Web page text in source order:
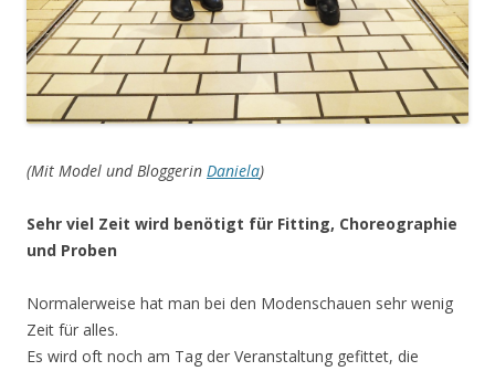
(Mit Model und Bloggerin Daniela)
Sehr viel Zeit wird benötigt für Fitting, Choreographie
und Proben
Normalerweise hat man bei den Modenschauen sehr wenig
Zeit für alles.
Es wird oft noch am Tag der Veranstaltung gefittet, die